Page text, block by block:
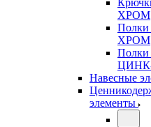
ХРОМ
Полки
ХРОМ
Полки
Навесные
элементы